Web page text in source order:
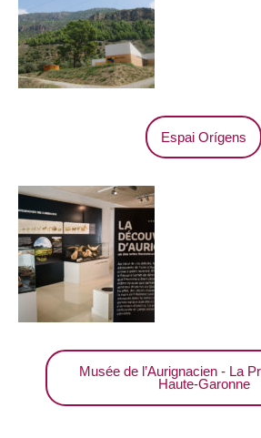
Espai Orígens
Musée de l’Aurignacien - La
Haute-Garonne